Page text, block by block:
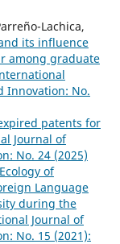
Lachica,
its influence
among graduate
Innovation: No.
patents for
Journal of
No. 24 (2025)
of
Language
during the
Journal of
No. 15 (2021):